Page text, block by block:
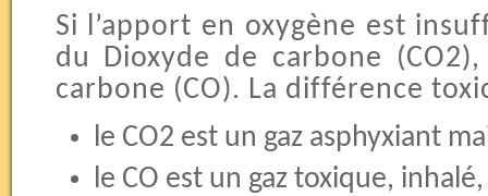
Si l’apport en oxygène est
du Dioxyde de carbone
carbone (CO). La différence
le CO2 est un gaz asphyxiant
le CO est un gaz toxique,